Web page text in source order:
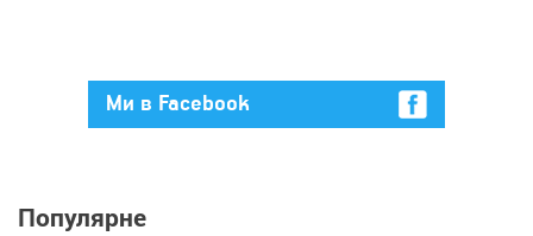
Ми в Facebook
Популярне